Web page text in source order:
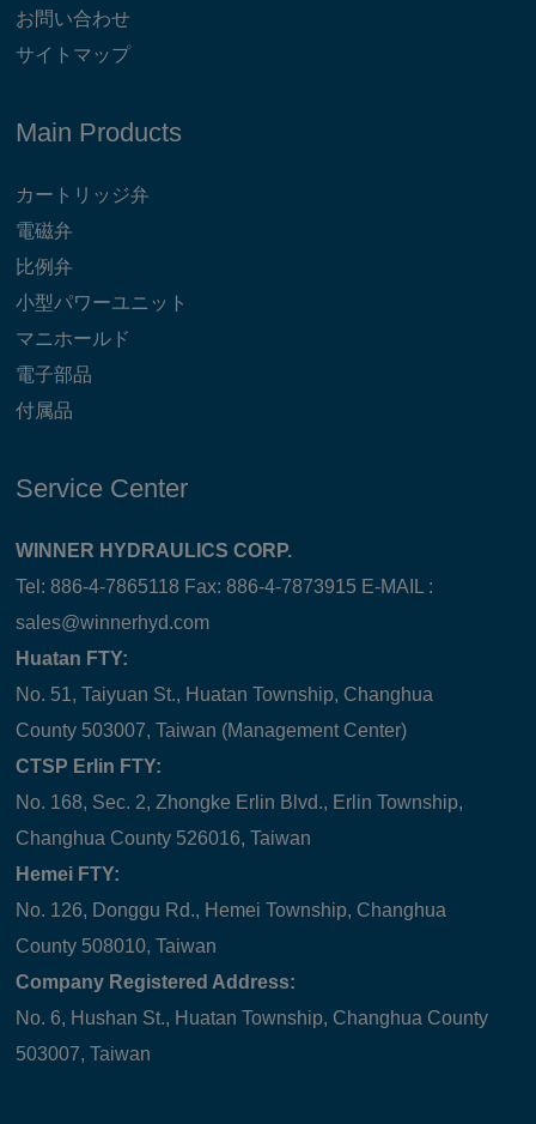
お問い合わせ
サイトマップ
Main Products
カートリッジ弁
電磁弁
比例弁
小型パワーユニット
マニホールド
電子部品
付属品
Service Center
WINNER HYDRAULICS CORP.
Tel: 886-4-7865118 Fax: 886-4-7873915 E-MAIL :
sales@winnerhyd.com
Huatan FTY:
No. 51, Taiyuan St., Huatan Township, Changhua
County 503007, Taiwan (Management Center)
CTSP Erlin FTY:
No. 168, Sec. 2, Zhongke Erlin Blvd., Erlin Township,
Changhua County 526016, Taiwan
Hemei FTY:
No. 126, Donggu Rd., Hemei Township, Changhua
County 508010, Taiwan
Company Registered Address:
No. 6, Hushan St., Huatan Township, Changhua County
503007, Taiwan